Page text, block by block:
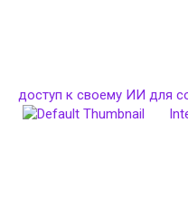
доступ к своему ИИ для